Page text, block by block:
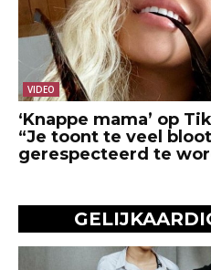
VIDEO
‘Knappe mama’ op
“Je toont te veel
gerespecteerd te